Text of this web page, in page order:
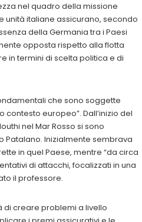
nel quadro della missione
unità italiane assicurano, secondo
della Germania tra i Paesi
opposta rispetto alla flotta
in termini di scelta politica e di
che sono soggette
europeo”. Dall’inizio del
nel Mar Rosso si sono
Patalano. Inizialmente sembrava
in quel Paese, mentre “da circa
di attacchi, focalizzati in una
il professore.
di creare problemi a livello